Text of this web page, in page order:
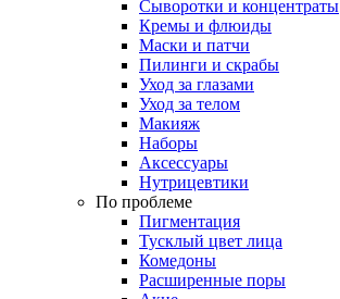
Сыворотки и концентраты
Кремы и флюиды
Маски и патчи
Пилинги и скрабы
Уход за глазами
Уход за телом
Макияж
Наборы
Аксессуары
Нутрицевтики
По проблеме
Пигментация
Тусклый цвет лица
Комедоны
Расширенные поры